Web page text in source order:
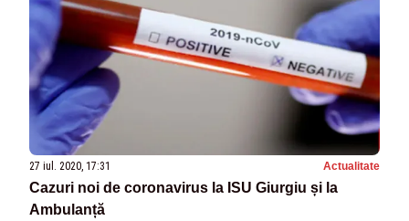
27 iul. 2020, 17:31 Actualitate
Cazuri noi de coronavirus la ISU Giurgiu și la
Ambulanță